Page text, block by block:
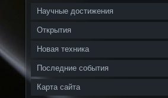
Научные достижения
Открытия
Новая техника
Последние события
Карта сайта